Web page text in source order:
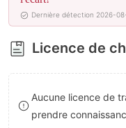
6
7
8
9
Dernière détection 2026-
Licence de
Aucune licence de
prendre